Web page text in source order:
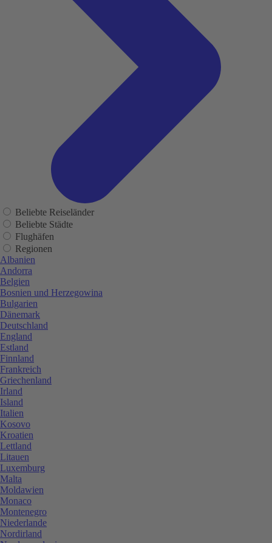
Beliebte Reiseländer
Beliebte Städte
Flughäfen
Regionen
Albanien
Andorra
Belgien
Bosnien und Herzegowina
Bulgarien
Dänemark
Deutschland
England
Estland
Finnland
Frankreich
Griechenland
Irland
Island
Italien
Kosovo
Kroatien
Lettland
Litauen
Luxemburg
Malta
Moldawien
Monaco
Montenegro
Niederlande
Nordirland